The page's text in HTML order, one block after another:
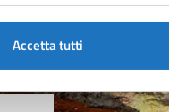
Accetta tutti